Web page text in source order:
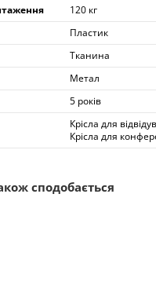
120 кг
Пластик
Тканина
Метал
5 років
Крісла для
Крісла для
сподобається